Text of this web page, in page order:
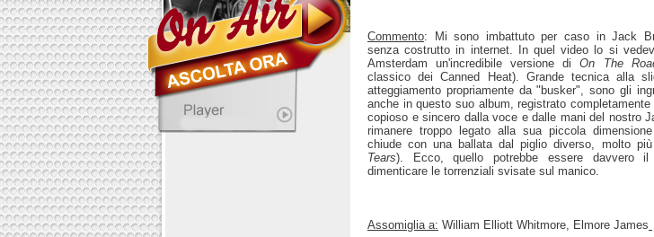
Commento: Mi sono imbattuto per caso in Jack
senza costrutto in internet. In quel video lo si
Amsterdam un'incredibile versione diOn The
classico dei Canned Heat). Grande tecnica alla
atteggiamento propriamente da "busker", sono gli
anche in questo suo album, registrato
copioso e sincero dalla voce e dalle mani del nostro
rimanere troppo legato alla sua piccola
chiude con una ballata dal piglio diverso, molto
Tears). Ecco, quello potrebbe essere davvero
dimenticare le torrenziali svisate sul manico.
Assomiglia a: William Elliott Whitmore, Elmore James